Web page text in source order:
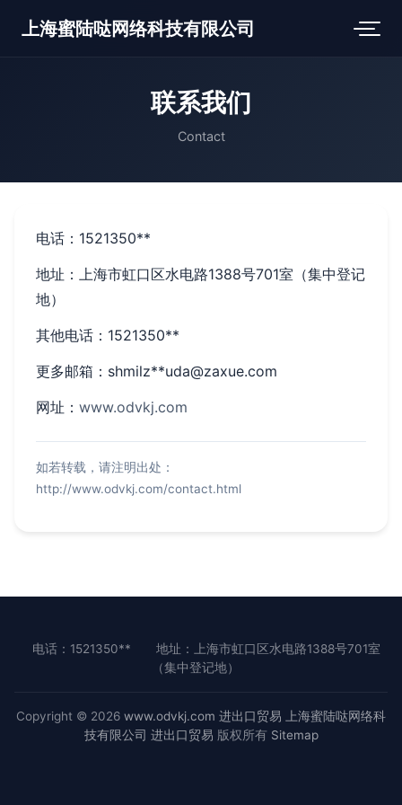
上海蜜陆哒网络科技有限公司
联系我们
Contact
电话：1521350**
地址：上海市虹口区水电路1388号701室（集中登记
地）
其他电话：1521350**
更多邮箱：shmilz**uda@zaxue.com
网址： www.odvkj.com
如若转载，请注明出处：
http://www.odvkj.com/contact.html
电话：1521350**
地址：上海市虹口区水电路1388号701室
（集中登记地）
Copyright © 2026 www.odvkj.com 进出口贸易
上海蜜陆哒网络科
技有限公司 进出口贸易 版权所有 Sitemap